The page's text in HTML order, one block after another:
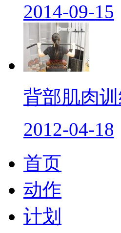
2014-09-15
背部肌肉
2012-04-18
首页
动作
计划